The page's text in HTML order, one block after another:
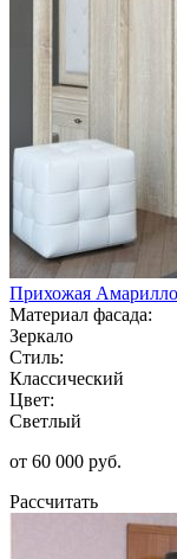
Прихожая
Материал фасада:
Зеркало
Стиль:
Классический
Цвет:
Светлый
от 60 000 руб.
Рассчитать